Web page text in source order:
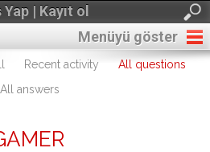
| Kayıt ol
Menüyü göster
Recent activity
All questions
All answers